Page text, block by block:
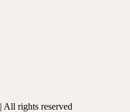
| All rights reserved